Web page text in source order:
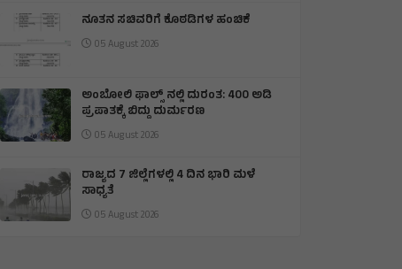
ನೂತನ ಸಚಿವರಿಗೆ ಕೊಠಡಿಗಳ ಹಂಚಿಕೆ
05 August 2026
ಅಂಬೋಲಿ ಫಾಲ್ಸ್ ನಲ್ಲಿ ದುರಂತ: 400 ಅಡಿ
ಪ್ರಪಾತಕ್ಕೆ ಬಿದ್ದು ದುರ್ಮರಣ
05 August 2026
ರಾಜ್ಯದ 7 ಜಿಲ್ಲೆಗಳಲ್ಲಿ 4 ದಿನ ಭಾರಿ ಮಳೆ
ಸಾಧ್ಯತೆ
05 August 2026